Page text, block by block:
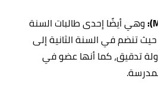
وهي أيضًا إحدى طالبات السنة
تنضم في السنة الثانية إلى
تدقيق، كما أنها عضو في